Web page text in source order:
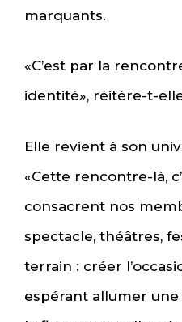
marquants.
«C’est par la
identité», réitère-t-
Elle revient à son
«Cette rencontre-là,
consacrent nos
spectacle, théâtres,
terrain : créer
espérant allumer